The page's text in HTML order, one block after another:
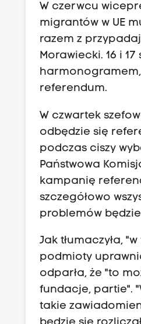
W czerwcu
migrantów w UE
razem z
Morawiecki. 16 i
referendum.
W czwartek
odbędzie się
podczas ciszy
Państwowa
kampanię
szczegółowo
problemów
Jak tłumaczyła,
podmioty
odparła, że "to
fundacje, partie".
takie